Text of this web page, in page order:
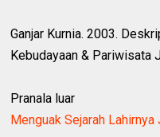
Ganjar Kurnia. 2003.
Kebudayaan & Pariwisata
Pranala luar
Menguak Sejarah Lahirnya